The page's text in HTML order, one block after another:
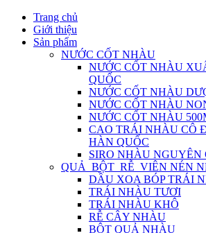
Trang chủ
Giới thiệu
Sản phẩm
NƯỚC CỐT NHÀU
NƯỚC CỐT NHÀU
QUỐC
NƯỚC CỐT NHÀU
NƯỚC CỐT NHÀU
NƯỚC CỐT NHÀU
CAO TRÁI NHÀU CÔ
HÀN QUỐC
SIRO NHÀU NGUYÊN
QUẢ_BỘT_RỄ_VIÊN NÉN
DẦU XOA BÓP TRÁI
TRÁI NHÀU TƯƠI
TRÁI NHÀU KHÔ
RỄ CÂY NHÀU
BỘT QUẢ NHÀU